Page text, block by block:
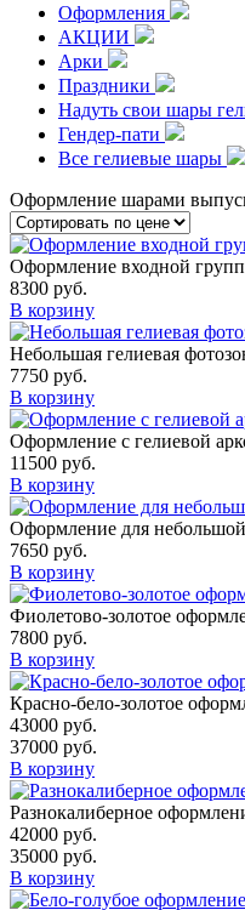
Оформления
АКЦИИ
Арки
Праздники
Надуть свои шары
Гендер-пати
Все гелиевые шары
Оформление шарами
Оформление входной
8300 руб.
В корзину
Небольшая гелиевая
7750 руб.
В корзину
Оформление с гелиевой
11500 руб.
В корзину
Оформление для
7650 руб.
В корзину
Фиолетово-золотое
7800 руб.
В корзину
Красно-бело-золотое
43000 руб.
37000 руб.
В корзину
Разнокалиберное
42000 руб.
35000 руб.
В корзину